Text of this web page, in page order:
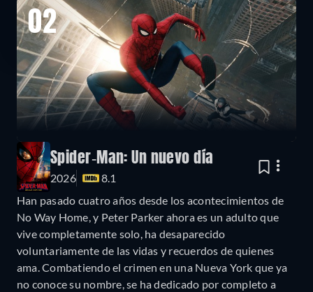
02
Spider-Man: Un nuevo día
2026
8.1
Han pasado cuatro años desde los acontecimientos de
No Way Home, y Peter Parker ahora es un adulto que
vive completamente solo, ha desaparecido
voluntariamente de las vidas y recuerdos de quienes
ama. Combatiendo el crimen en una Nueva York que ya
no conoce su nombre, se ha dedicado por completo a